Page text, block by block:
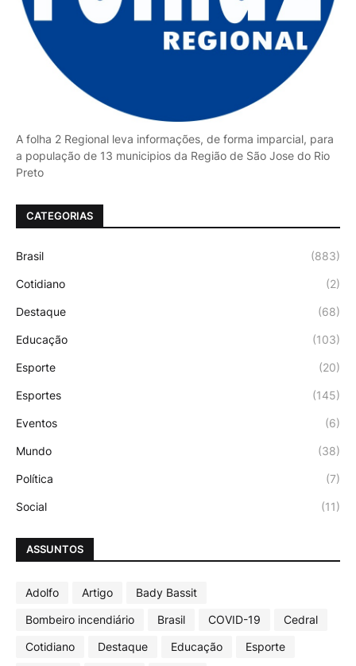
A folha 2 Regional leva informações, de forma imparcial, para
a população de 13 municipios da Região de São Jose do Rio
Preto
CATEGORIAS
Brasil (883)
Cotidiano (2)
Destaque (68)
Educação (103)
Esporte (20)
Esportes (145)
Eventos (6)
Mundo (38)
Política (7)
Social (11)
ASSUNTOS
Adolfo Artigo
Bady Bassit
Bombeiro incendiário
Brasil COVID-19
Cedral
Cotidiano
Destaque Educação
Esporte